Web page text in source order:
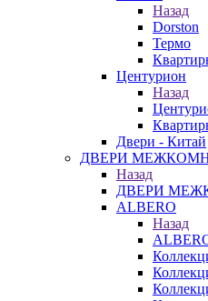
Назад
Dorston
Термо
Центурион
Назад
Двери - Китай
ДВЕРИ
Назад
ДВЕРИ
ALBERO
Назад